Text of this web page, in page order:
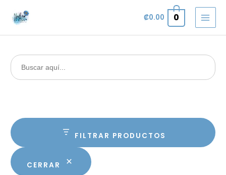
contenido
₡0.00 0
Buscar:
FILTRAR PRODUCTOS
CERRAR